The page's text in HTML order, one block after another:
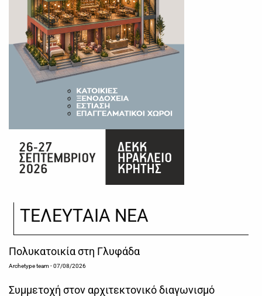
ΤΕΛΕΥΤΑΙΑ ΝΕΑ
Πολυκατοικία στη Γλυφάδα
Archetype team- 07/08/2026
Συμμετοχή στον αρχιτεκτονικό διαγωνισμό